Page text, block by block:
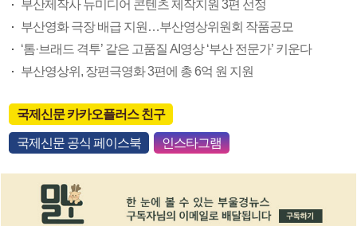
부산제작사 뉴미디어 콘텐츠 제작지원 3편 선정
부산영화 극장 배급 지원…부산영상위원회 작품공모
‘톰·브래드 격투’ 같은 고품질 AI영상 ‘부산 전문가’ 키운다
부산영상위, 장편극영화 3편에 총 6억 원 지원
국제신문 카카오플러스 친구
국제신문 공식 페이스북 인스타그램